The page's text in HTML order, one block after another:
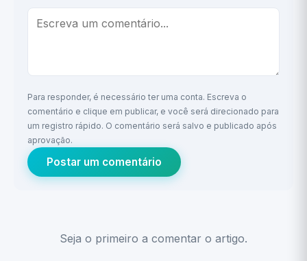
Para responder, é necessário ter uma conta. Escreva o
comentário e clique em publicar, e você será direcionado para
um registro rápido. O comentário será salvo e publicado após
aprovação.
Postar um comentário
Seja o primeiro a comentar o artigo.